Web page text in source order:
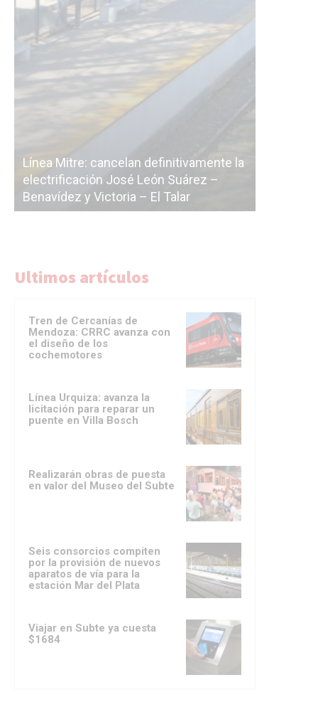
La Ciudad vuelve a postergar la
licitación de la línea F
Ultimos artículos
Tren de Cercanías de
Mendoza: CRRC avanza con
el diseño de los
cochemotores
Línea Urquiza: avanza la
licitación para reparar un
puente en Villa Bosch
Realizarán obras de puesta
en valor del Museo del Subte
Seis consorcios compiten
por la provisión de nuevos
aparatos de vía para la
estación Mar del Plata
Viajar en Subte ya cuesta
$1684